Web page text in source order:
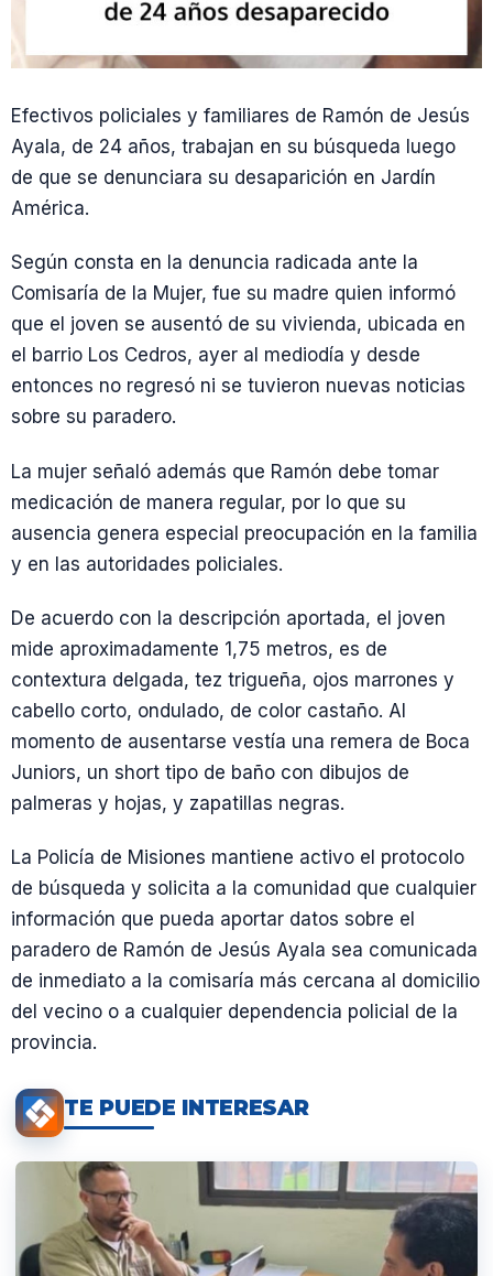
Efectivos policiales y familiares de Ramón de Jesús
Ayala, de 24 años, trabajan en su búsqueda luego
de que se denunciara su desaparición en Jardín
América.
Según consta en la denuncia radicada ante la
Comisaría de la Mujer, fue su madre quien informó
que el joven se ausentó de su vivienda, ubicada en
el barrio Los Cedros, ayer al mediodía y desde
entonces no regresó ni se tuvieron nuevas noticias
sobre su paradero.
La mujer señaló además que Ramón debe tomar
medicación de manera regular, por lo que su
ausencia genera especial preocupación en la familia
y en las autoridades policiales.
De acuerdo con la descripción aportada, el joven
mide aproximadamente 1,75 metros, es de
contextura delgada, tez trigueña, ojos marrones y
cabello corto, ondulado, de color castaño. Al
momento de ausentarse vestía una remera de Boca
Juniors, un short tipo de baño con dibujos de
palmeras y hojas, y zapatillas negras.
La Policía de Misiones mantiene activo el protocolo
de búsqueda y solicita a la comunidad que cualquier
información que pueda aportar datos sobre el
paradero de Ramón de Jesús Ayala sea comunicada
de inmediato a la comisaría más cercana al domicilio
del vecino o a cualquier dependencia policial de la
provincia.
TE PUEDE INTERESAR